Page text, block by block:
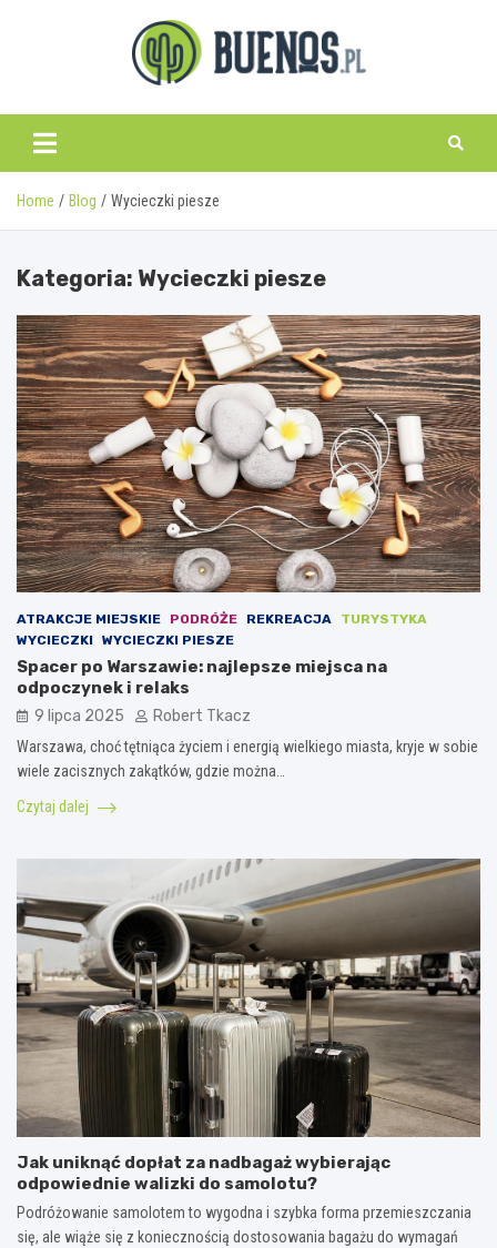
www.buenos.pl
Home Blog Wycieczki piesze
Kategoria: Wycieczki piesze
ATRAKCJE MIEJSKIE PODRÓŻE REKREACJA
TURYSTYKA
WYCIECZKI
WYCIECZKI PIESZE
Spacer po Warszawie: najlepsze miejsca na
odpoczynek i relaks
9 lipca 2025 Robert Tkacz
Warszawa, choć tętniąca życiem i energią wielkiego miasta, kryje w sobie
wiele zacisznych zakątków, gdzie można…
Czytaj dalej
Jak uniknąć dopłat za nadbagaż wybierając
odpowiednie walizki do samolotu?
Podróżowanie samolotem to wygodna i szybka forma przemieszczania
się, ale wiąże się z koniecznością dostosowania bagażu do wymagań